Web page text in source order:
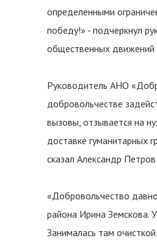
определенными
победу!» - подчеркнул
общественных
Руководитель АНО
добровольчестве
вызовы, отзывается на
доставке гуманитарных
сказал Александр
«Добровольчество
района Ирина Земскова.
Занималась там